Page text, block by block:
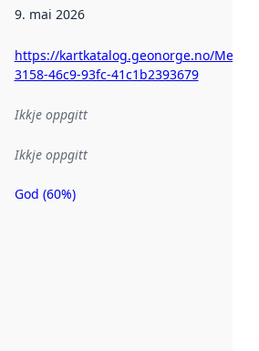
9. mai 2026
https://kartkatalog.geonorge.no/
3158-46c9-93fc-41c1b2393679
Ikkje oppgitt
Ikkje oppgitt
Metadatakvalitet
God (60%)